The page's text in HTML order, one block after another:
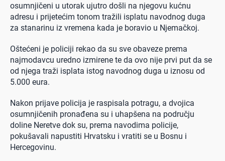
osumnjičeni u utorak ujutro došli na njegovu kućnu
adresu i prijetećim tonom tražili isplatu navodnog duga
za stanarinu iz vremena kada je boravio u Njemačkoj.
Oštećeni je policiji rekao da su sve obaveze prema
najmodavcu uredno izmirene te da ovo nije prvi put da se
od njega traži isplata istog navodnog duga u iznosu od
5.000 eura.
Nakon prijave policija je raspisala potragu, a dvojica
osumnjičenih pronađena su i uhapšena na području
doline Neretve dok su, prema navodima policije,
pokušavali napustiti Hrvatsku i vratiti se u Bosnu i
Hercegovinu.